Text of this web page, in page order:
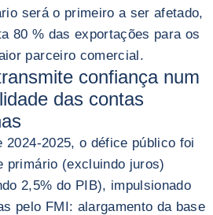
será o primeiro a ser afetado,
80 % das exportações para os
parceiro comercial.
confiança num
das contas
2024-2025, o défice público foi
primário (excluindo juros)
2,5% do PIB), impulsionado
pelo FMI: alargamento da base